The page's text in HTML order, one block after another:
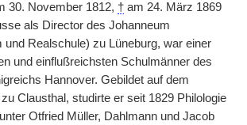
30. November 1812, † am 24. März 1869
als Director des Johanneum
und Realschule) zu Lüneburg, war einer
und einflußreichsten Schulmänner des
Hannover. Gebildet auf dem
Clausthal, studirte er seit 1829 Philologie
Otfried Müller, Dahlmann und Jacob